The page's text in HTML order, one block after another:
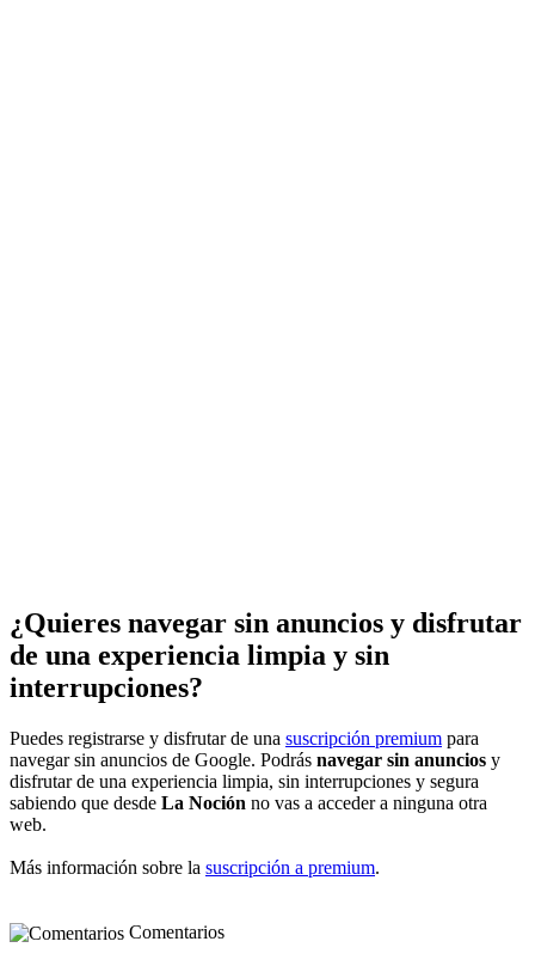
¿Quieres navegar sin anuncios y disfrutar
de una experiencia limpia y sin
interrupciones?
Puedes registrarse y disfrutar de una suscripción premium para
navegar sin anuncios de Google. Podrás navegar sin anuncios y
disfrutar de una experiencia limpia, sin interrupciones y segura
sabiendo que desde La Noción no vas a acceder a ninguna otra
web.
Más información sobre la suscripción a premium.
Comentarios